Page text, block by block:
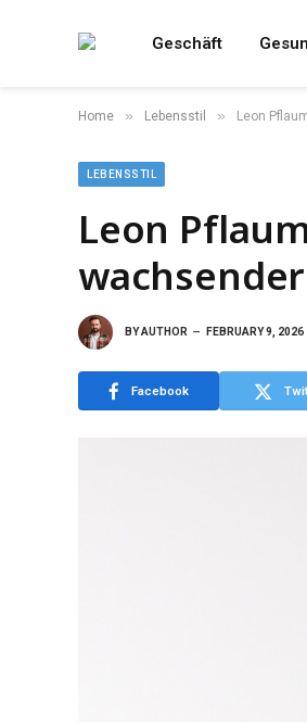
Geschäft
Home » Lebensstil » Leon
LEBENSSTIL
Leon
BYAUTHOR FEBRUARY 9, 2026
Facebook